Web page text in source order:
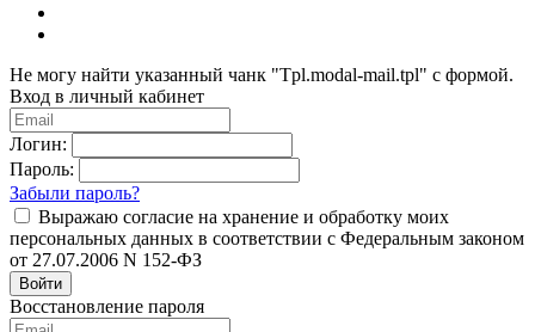
Не могу найти указанный чанк "Tpl.modal-mail.tpl" с формой.
Вход в личный кабинет
Логин:
Пароль:
Забыли пароль?
Выражаю согласие на хранение и обработку моих
персональных данных в соответствии с Федеральным законом
от 27.07.2006 N 152-ФЗ
Войти
Восстановление пароля